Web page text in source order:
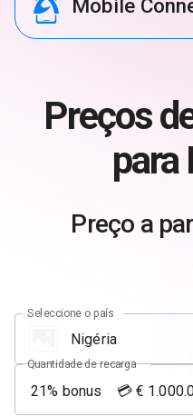
Mobile
Preços
para
Preço a
Seleccione o país
Quantidade de recarga